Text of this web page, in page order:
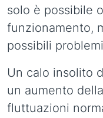
solo è possibile
funzionamento,
possibili
Un calo insolito
un aumento
fluttuazioni